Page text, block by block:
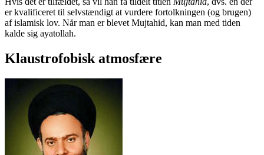
er kvalificeret til selvstændigt at vurdere fortolkningen (og brugen)
af islamisk lov. Når man er blevet Mujtahid, kan man med tiden
kalde sig ayatollah.
Klaustrofobisk atmosfære